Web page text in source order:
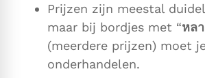
Prijzen zijn meestal
maar bij bordjes met “หล
(meerdere prijzen) moet
onderhandelen.